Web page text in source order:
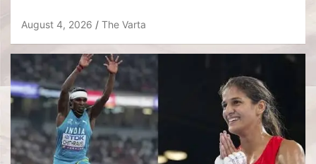
August 4, 2026 The Varta